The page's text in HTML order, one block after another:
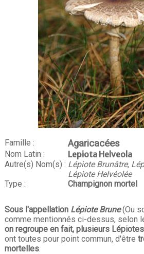
Famille : Agaricacées
Nom Latin : Lepiota Helveola
Autre(s) Nom(s) : Lépiote Brunâtre,
Lépiote Helvéolée
Type :
Champignon mortel
Sous l'appellation Lépiote Brune(Ou
comme mentionnés ci-dessus, selon
on regroupe en fait, plusieurs
ont toutes pour point commun, d'être
mortelles.